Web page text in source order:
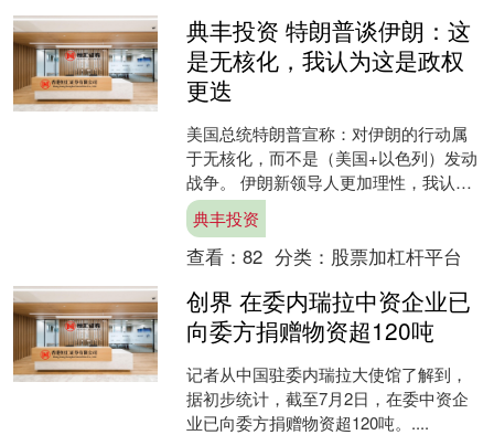
典丰投资 特朗普谈伊朗：这
是无核化，我认为这是政权
更迭
美国总统特朗普宣称：对伊朗的行动属
于无核化，而不是（美国+以色列）发动
战争。 伊朗新领导人更加理性，我认为
这就是政权更迭。 伊朗还有一些导弹，
我们可以将其摧毁。....
典丰投资
查看： 82 分类： 股票加杠杆平台
创界 在委内瑞拉中资企业已
向委方捐赠物资超120吨
记者从中国驻委内瑞拉大使馆了解到，
据初步统计，截至7月2日，在委中资企
业已向委方捐赠物资超120吨。....